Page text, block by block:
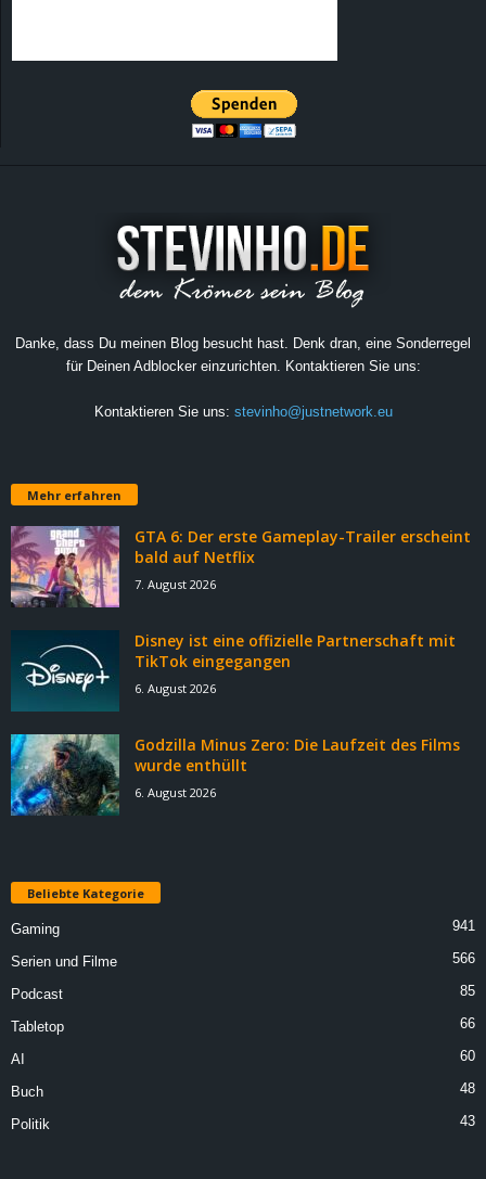
Danke, dass Du meinen Blog besucht hast. Denk dran, eine Sonderregel
für Deinen Adblocker einzurichten. Kontaktieren Sie uns:
Kontaktieren Sie uns: stevinho@justnetwork.eu
Mehr erfahren
GTA 6: Der erste Gameplay-Trailer erscheint
bald auf Netflix
7. August 2026
Disney ist eine offizielle Partnerschaft mit
TikTok eingegangen
6. August 2026
Godzilla Minus Zero: Die Laufzeit des Films
wurde enthüllt
6. August 2026
Beliebte Kategorie
Gaming 941
Serien und Filme 566
Podcast 85
Tabletop 66
AI 60
Buch 48
Politik 43